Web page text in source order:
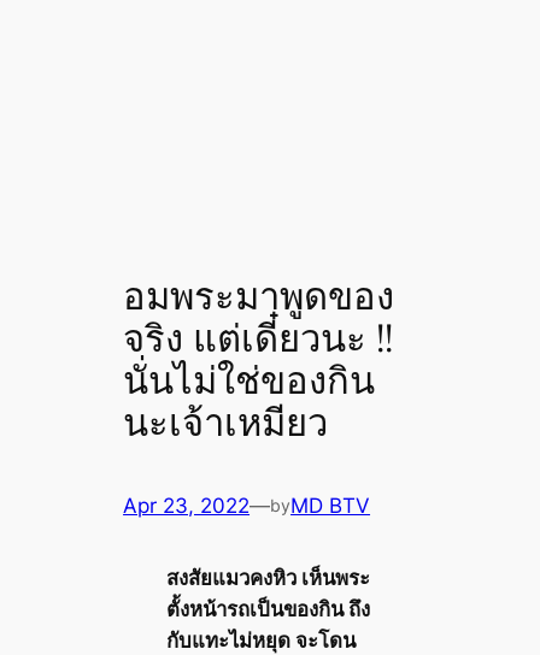
อมพระมาพูดของ
จริง แต่เดี๋ยวนะ !!
นั่นไม่ใช่ของกิน
นะเจ้าเหมียว
Apr 23, 2022—byMD BTV
สงสัยแมวคงหิว เห็นพระ
ตั้งหน้ารถเป็นของกิน ถึง
กับแทะไม่หยุด จะโดน